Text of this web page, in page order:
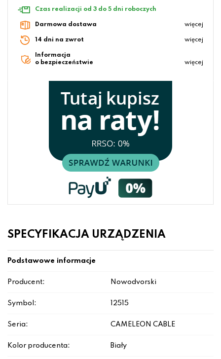
Czas realizacji od 3 do 5 dni roboczych
Darmowa dostawa więcej
14 dni na zwrot więcej
Informacja
o bezpieczeństwie
więcej
SPECYFIKACJA URZĄDZENIA
Podstawowe informacje
Producent: Nowodvorski
Symbol: 12515
Seria: CAMELEON CABLE
Kolor producenta: Biały